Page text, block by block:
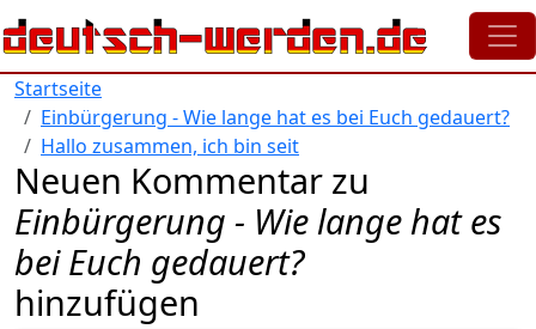
Direkt zum Inhalt
Startseite
Einbürgerung - Wie lange hat es bei Euch gedauert?
Hallo zusammen, ich bin seit
Neuen Kommentar zu
Einbürgerung - Wie lange hat es
bei Euch gedauert?
hinzufügen